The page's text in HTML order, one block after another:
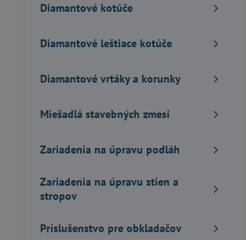
Diamantové kotúče
Diamantové leštiace kotúče
Diamantové vrtáky a korunky
Miešadlá stavebných zmesí
Zariadenia na úpravu podláh
Zariadenia na úpravu stien a
stropov
Príslušenstvo pre obkladačov